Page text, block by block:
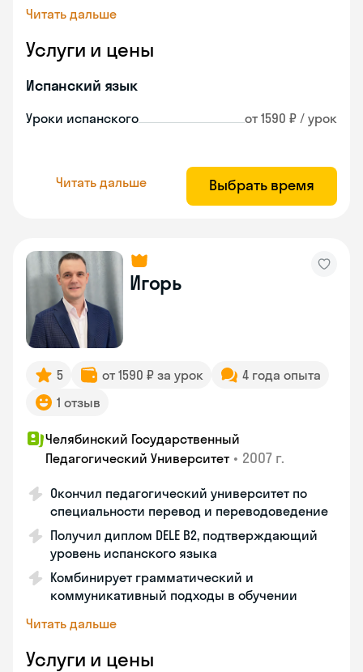
Читать дальше
Услуги и цены
Испанский язык
Уроки испанского от 1590 ₽ / урок
Читать дальше Выбрать время
Игорь
5 от 1590 ₽ за урок
4 года опыта
1 отзыв
Челябинский Государственный
Педагогический Университет • 2007 г.
Окончил педагогический университет по
специальности перевод и переводоведение
Получил диплом DELE B2, подтверждающий
уровень испанского языка
Комбинирует грамматический и
коммуникативный подходы в обучении
Читать дальше
Услуги и цены